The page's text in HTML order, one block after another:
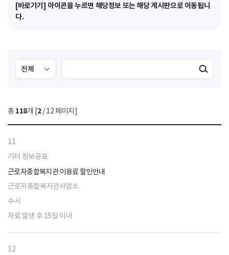
[바로가기] 아이콘을 누르면 해당정보 또는 해당 게시판으로 이동됩니
다.
검
색
선
택
색
검색실행
총 118개 [2/ 12 페이지]
11
기타 정보공표
근로자종합복지관 이용료 할인안내
근로자종합복지관사업소
수시
자료 발생 후 15일 이내
12